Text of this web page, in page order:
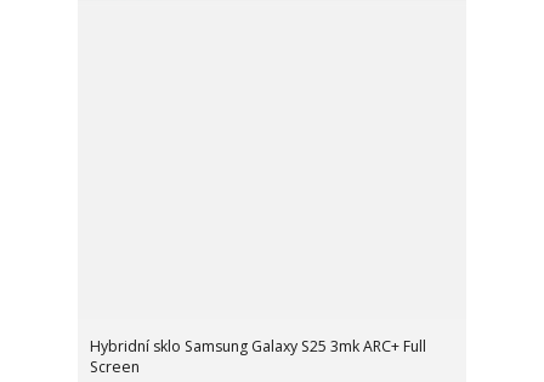
Hybridní sklo Samsung Galaxy S25 3mk ARC+ Full
Screen